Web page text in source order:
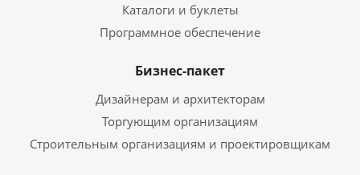
Каталоги и буклеты
Программное обеспечение
Бизнес-пакет
Дизайнерам и архитекторам
Торгующим организациям
Строительным организациям и проектировщикам